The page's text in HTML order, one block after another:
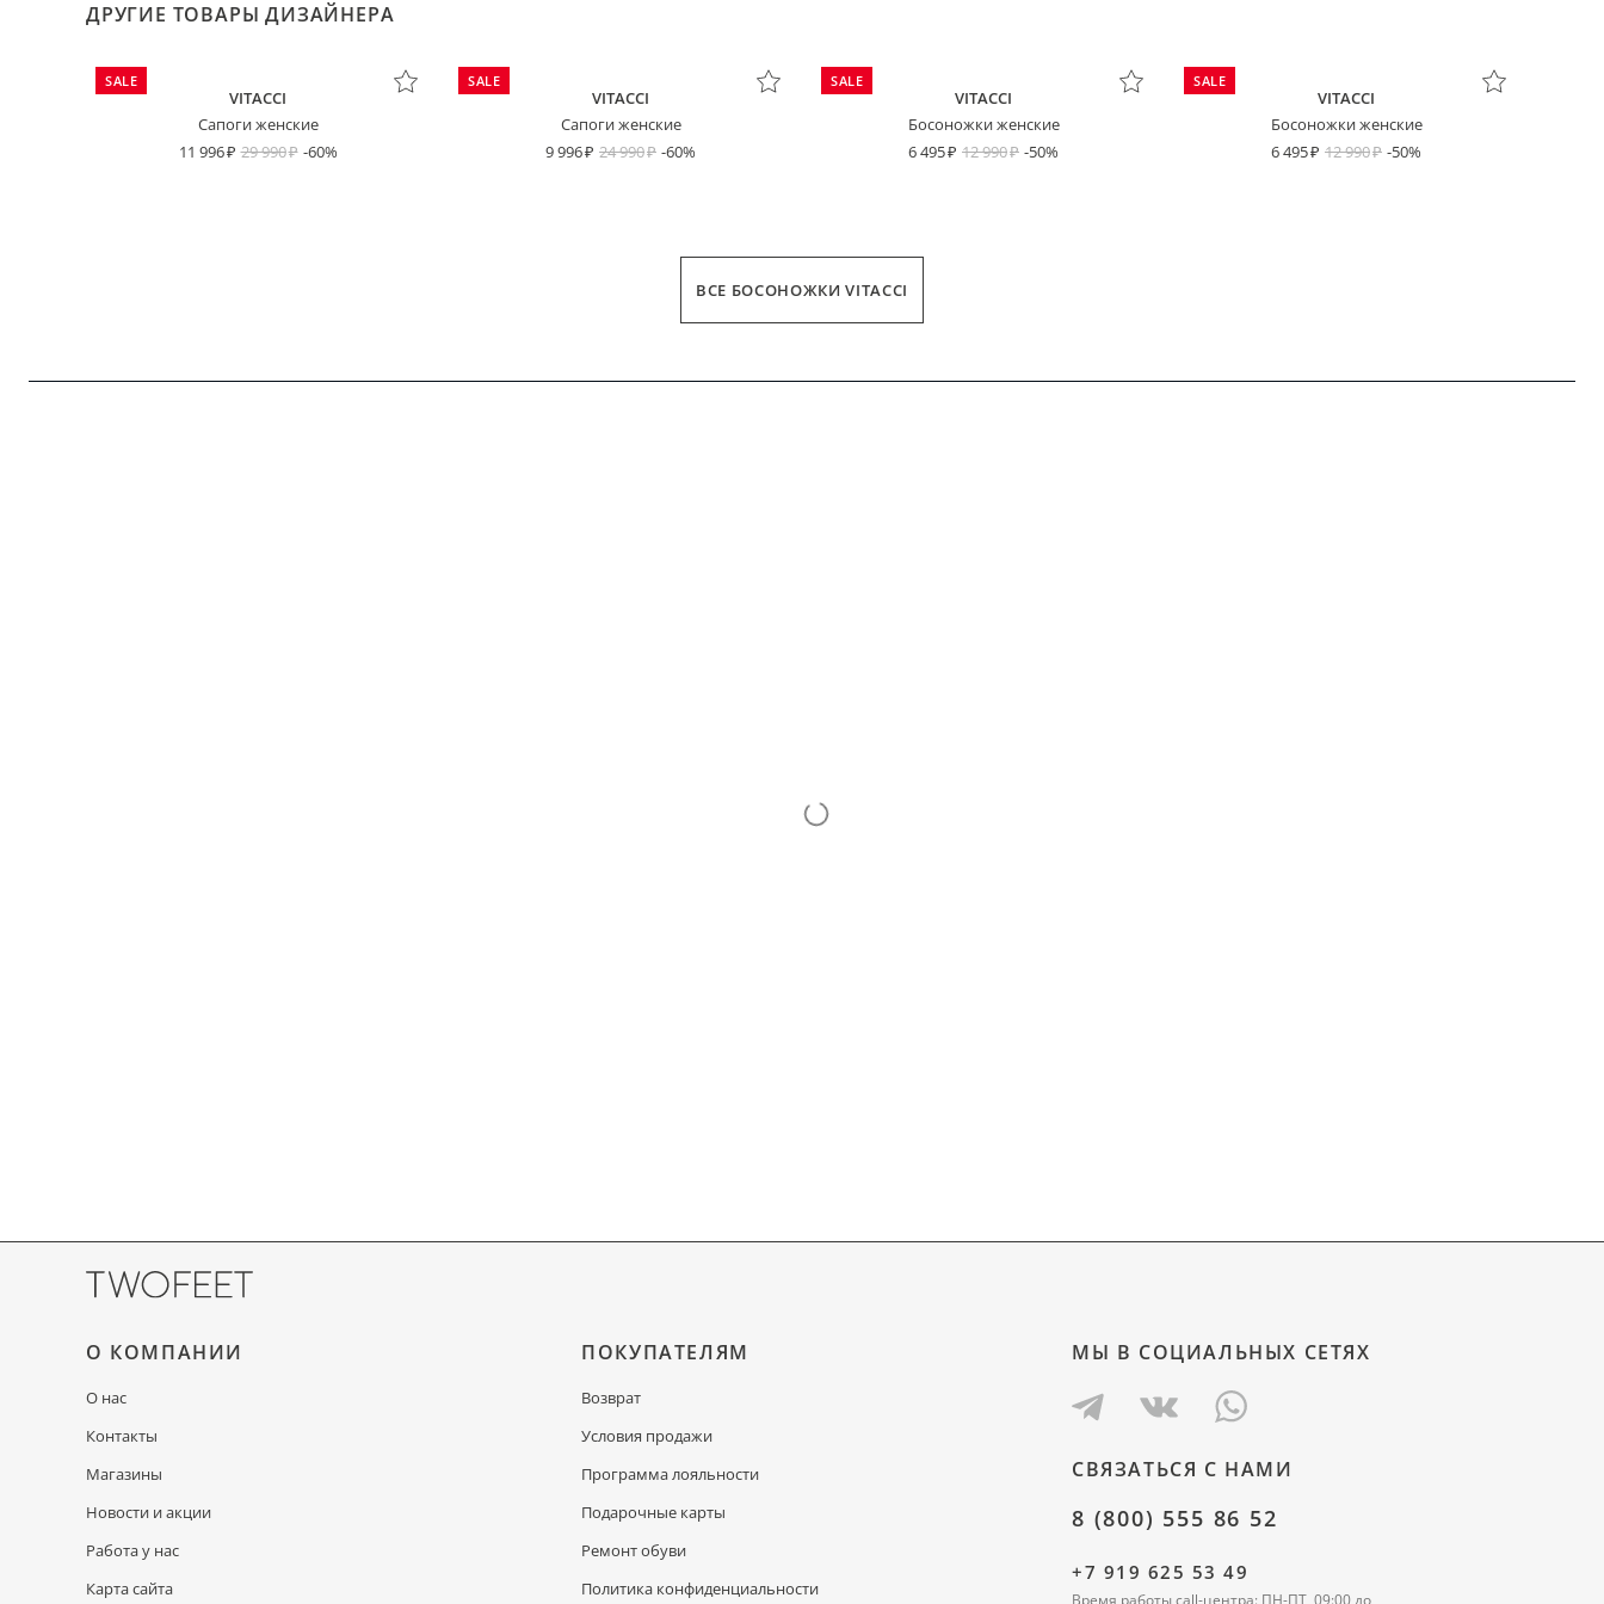
ДРУГИЕ ТОВАРЫ ДИЗАЙНЕРА
SALE
VITACCI
Сапоги женские
11 996
29 990 -60%
SALE
VITACCI
Сапоги женские
9 996
24 990 -60%
SALE
VITACCI
Босоножки женские
6 495
12 990 -50%
SALE
VITACCI
Босоножки женские
6 495
12 990 -50%
ВСЕ БОСОНОЖКИ VITACCI
О КОМПАНИИ
О нас
Контакты
Магазины
Новости и акции
Работа у нас
Карта сайта
ПОКУПАТЕЛЯМ
Возврат
Условия продажи
Программа лояльности
Подарочные карты
Ремонт обуви
Политика конфиденциальности
МЫ В СОЦИАЛЬНЫХ СЕТЯХ
СВЯЗАТЬСЯ С НАМИ
8 (800) 555 86 52
+7 919 625 53 49
Время работы call-центра: ПН-ПТ, 09:00 до